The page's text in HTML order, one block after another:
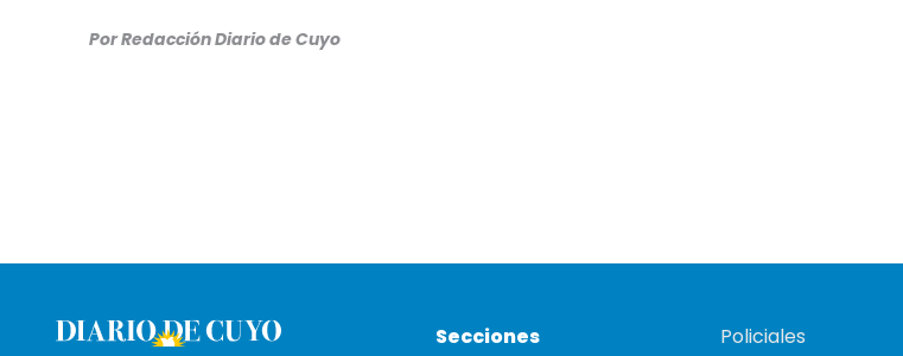
Por Redacción Diario de Cuyo
Secciones
Policiales